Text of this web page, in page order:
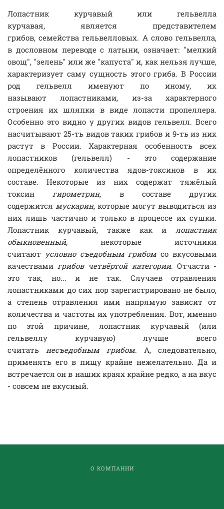
Лопастник курчавый или гельвелла
курчавая, является представителем
грибов, семейства гельвелловых. А слово гельвелла,
в дословном переводе с латыни, означает: "мелкий
овощ", "зелень" или же "капуста" и, как нельзя лучше,
характеризует саму сущность этого гриба. В России
род гельвелл именуют по иному, их
называют лопастниками, из-за характерного
строения их шляпки в виде лопасти пропеллера.
Особенно это видно у других видов гельвелл. Всего
насчитывают 25-ть видов таких грибов и 9-ть из них
растут в России. Характерная особенность всех
лопастников (гельвелл) - это содержание
определённого количества ядов-токсинов в их
составе. Некоторые из них содержат тяжёлый
токсингирометрин, в составе других
содержится мускарин, которые могут выводиться из
них лишь частично и только в процессе их сушки.
Лопастник курчавый, также как и лопастник
обыкновенный, некоторые источники
считают условно съедобным грибомсо вкусовыми
качествамигрибов четвёртой категории. Отчасти -
это так, но... и не так. Случаев отравления
лопастниками до сих пор зарегистрировано не было,
а степень отравления ими напрямую зависит от
количества и частоты их употребления. Вот, именно
по этой причине, лопастник курчавый (или
гельвеллу курчавую) лучше всего
считать несъедобным грибом. А, следовательно,
применять его в пищу крайне нежелательно. Да и
встречается он в наших краях крайне редко, а на вкус
- совсем не вкусный.
О КОМПАНИИ